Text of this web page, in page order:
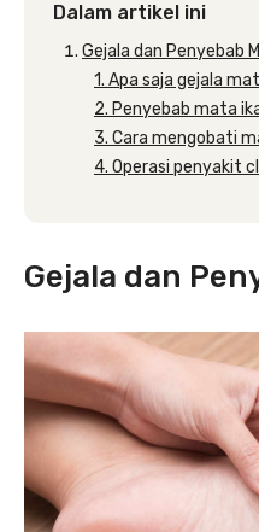
Dalam artikel ini
Gejala dan Penyebab
1. Apa saja gejala
2. Penyebab mata
3. Cara mengobati
4. Operasi penyakit
Gejala dan